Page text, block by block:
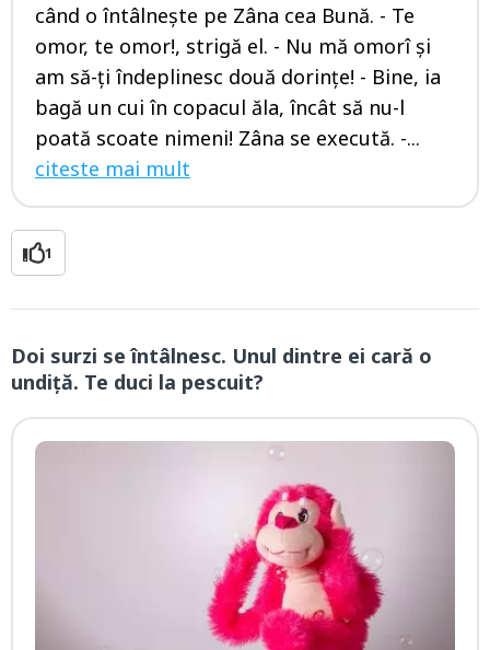
când o întâlneşte pe Zâna cea Bună. - Te
omor, te omor!, strigă el. - Nu mă omorî şi
am să-ţi îndeplinesc două dorinţe! - Bine, ia
bagă un cui în copacul ăla, încât să nu-l
poată scoate nimeni! Zâna se execută. -...
citeste mai mult
1
Doi surzi se întâlnesc. Unul dintre ei cară o
undiţă. Te duci la pescuit?